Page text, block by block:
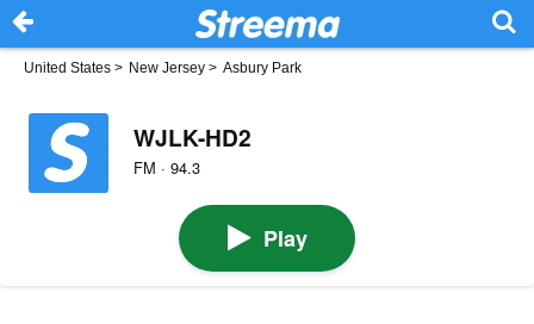
United States > New Jersey > Asbury Park
WJLK-HD2
FM · 94.3
Play